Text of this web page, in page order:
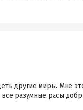
другие миры. Мне
разумные расы